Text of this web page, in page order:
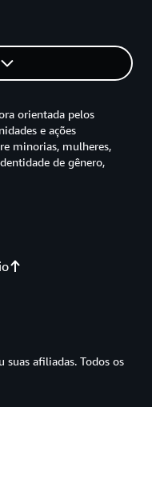
orientada pelos
e ações
minorias, mulheres,
de gênero,
suas afiliadas. Todos os